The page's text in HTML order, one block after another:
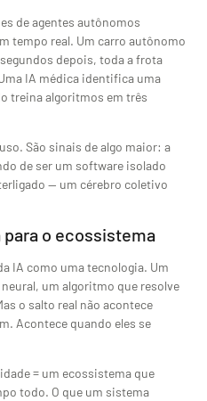
de agentes autônomos
tempo real. Um carro autônomo
depois, toda a frota
IA médica identifica uma
treina algoritmos em três
São sinais de algo maior: a
de ser um software isolado
— um cérebro coletivo
o ecossistema
IA como uma tecnologia. Um
um algoritmo que resolve
o salto real não acontece
Acontece quando eles se
= um ecossistema que
todo. O que um sistema